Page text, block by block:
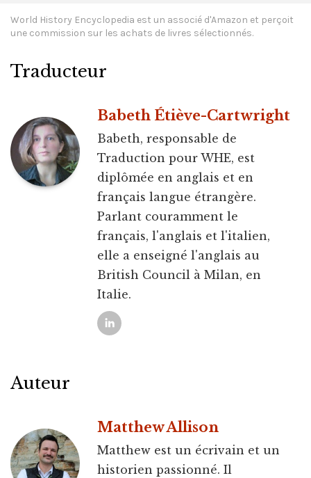
World History Encyclopedia est un associé d'Amazon et perçoit
une commission sur les achats de livres sélectionnés.
Traducteur
Babeth Étiève-Cartwright
Babeth, responsable de
Traduction pour WHE, est
diplômée en anglais et en
français langue étrangère.
Parlant couramment le
français, l'anglais et l'italien,
elle a enseigné l'anglais au
British Council à Milan, en
Italie.
Auteur
Matthew Allison
Matthew est un écrivain et un
historien passionné. Il